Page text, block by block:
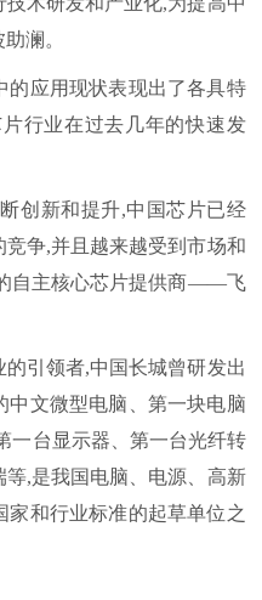
澜。
应用现状表现出了各具特
行业在过去几年的快速发
新和提升,中国芯片已经
争,并且越来越受到市场和
自主核心芯片提供商——飞
引领者,中国长城曾研发出
中文微型电脑、第一块电脑
一台显示器、第一台光纤转
,是我国电脑、电源、高新
家和行业标准的起草单位之